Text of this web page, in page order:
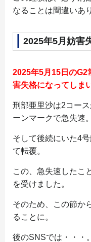
なることは間違いあ
2025年5月妨害
2025年5月15日のG2
害失格になってしま
刑部亜里沙は2コー
ーンマークで急失速。
そして後続にいた4
て転覆。
この、急失速したこ
を受けました。
そのため、この節か
ることに。
後のSNSでは・・・。